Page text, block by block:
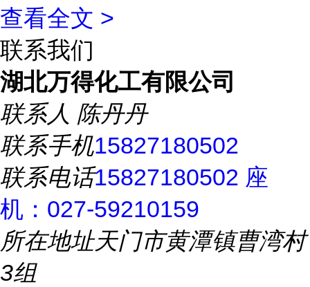
查看全文 >
联系我们
湖北万得化工有限公司
联系人 陈丹丹
联系手机15827180502
联系电话15827180502 座
机：027-59210159
所在地址天门市黄潭镇曹湾村
3组